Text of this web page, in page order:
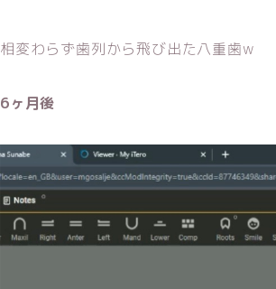
相変わらず歯列から飛び出た八重歯w
6ヶ月後